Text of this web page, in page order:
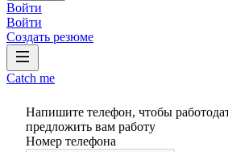
Войти
Войти
Создать резюме
Catch me
Напишите телефон, чтобы
предложить вам работу
Номер телефона